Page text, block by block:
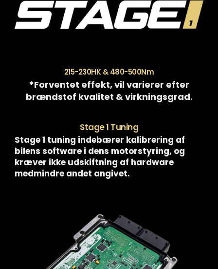
215-230HK & 480-500Nm
*Forventet effekt, vil varierer efter
brændstof kvalitet & virkningsgrad.
Stage 1 Tuning
Stage 1 tuning indebærer kalibrering af
bilens software i dens motorstyring, og
kræver ikke udskiftning af hardware
medmindre andet angivet.